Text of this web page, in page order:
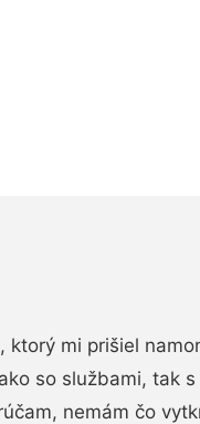
ktorý mi prišiel
so službami, tak
nemám čo